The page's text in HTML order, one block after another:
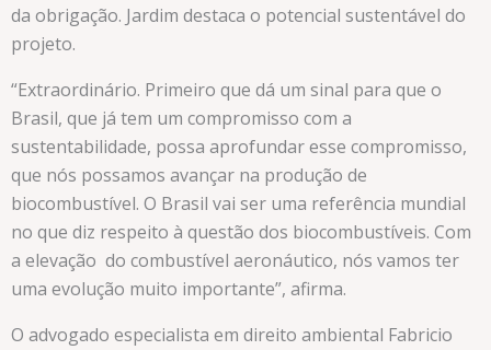
da obrigação. Jardim destaca o potencial sustentável do
projeto.
“Extraordinário. Primeiro que dá um sinal para que o
Brasil, que já tem um compromisso com a
sustentabilidade, possa aprofundar esse compromisso,
que nós possamos avançar na produção de
biocombustível. O Brasil vai ser uma referência mundial
no que diz respeito à questão dos biocombustíveis. Com
a elevação do combustível aeronáutico, nós vamos ter
uma evolução muito importante”, afirma.
O advogado especialista em direito ambiental Fabricio